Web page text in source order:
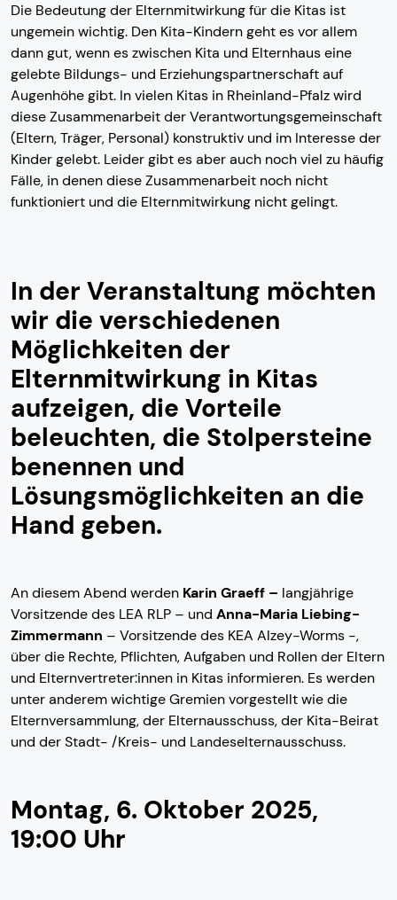
Die Bedeutung der Elternmitwirkung für die Kitas ist
ungemein wichtig. Den Kita-Kindern geht es vor allem
dann gut, wenn es zwischen Kita und Elternhaus eine
gelebte Bildungs- und Erziehungspartnerschaft auf
Augenhöhe gibt. In vielen Kitas in Rheinland-Pfalz wird
diese Zusammenarbeit der Verantwortungsgemeinschaft
(Eltern, Träger, Personal) konstruktiv und im Interesse der
Kinder gelebt. Leider gibt es aber auch noch viel zu häufig
Fälle, in denen diese Zusammenarbeit noch nicht
funktioniert und die Elternmitwirkung nicht gelingt.
In der Veranstaltung möchten
wir die verschiedenen
Möglichkeiten der
Elternmitwirkung in Kitas
aufzeigen, die Vorteile
beleuchten, die Stolpersteine
benennen und
Lösungsmöglichkeiten an die
Hand geben.
An diesem Abend werden Karin Graeff – langjährige
Vorsitzende des LEA RLP – und Anna-Maria Liebing-
Zimmermann – Vorsitzende des KEA Alzey-Worms -,
über die Rechte, Pflichten, Aufgaben und Rollen der Eltern
und Elternvertreter:innen in Kitas informieren. Es werden
unter anderem wichtige Gremien vorgestellt wie die
Elternversammlung, der Elternausschuss, der Kita-Beirat
und der Stadt- /Kreis- und Landeselternausschuss.
Montag, 6. Oktober 2025,
19:00 Uhr